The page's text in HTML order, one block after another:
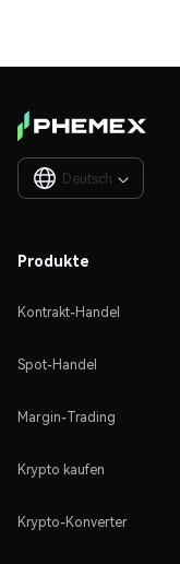
Deutsch 
Produkte
Kontrakt-Handel
Spot-Handel
Margin-Trading
Krypto kaufen
Krypto-Konverter